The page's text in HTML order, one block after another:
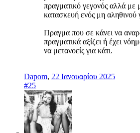
πραγματικό γεγονός αλλά με
κατασκευή ενός μη αληθινού
Πραγμα που σε κάνει να
πραγματικά αξίζει ή έχει
να μετανοείς για κάτι.
Dapom, 22 Ιανουαρίου 2025
#25